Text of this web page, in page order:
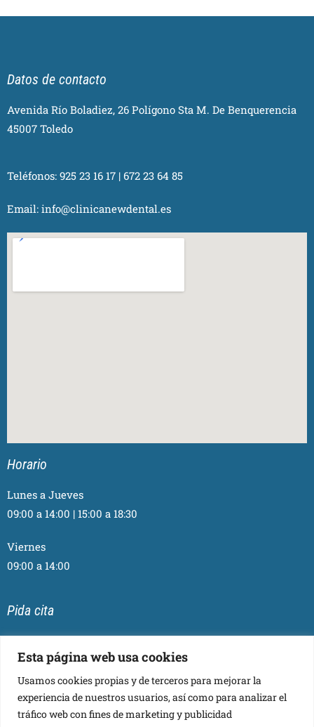
Esta página web usa cookies
Usamos cookies propias y de terceros para mejorar la
experiencia de nuestros usuarios, así como para analizar el
tráfico web con fines de marketing y publicidad
Datos de contacto
Avenida Río Boladiez, 26 Polígono Sta M. De Benquerencia
45007 Toledo
Teléfonos: 925 23 16 17 | 672 23 64 85
Email: info@clinicanewdental.es
Horario
Lunes a Jueves
09:00 a 14:00 | 15:00 a 18:30
Viernes
09:00 a 14:00
Pida cita
Síganos